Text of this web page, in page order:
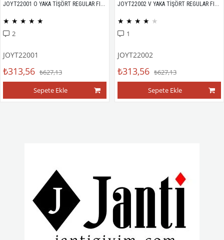
JOYT22001 O YAKA TİŞÖRT REGULAR FIT %100 PAMUK COMPACK PENYE
★ ★ ★ ★ ★
2
JOYT22001
₺313,56 ₺627,13
Sepete Ekle
JOYT22002 V YAKA TİŞÖRT REGULAR FIT %100 PAMUK COMPACK PENYE
★ ★ ★ ★ ★
1
JOYT22002
₺313,56 ₺627,13
Sepete Ekle